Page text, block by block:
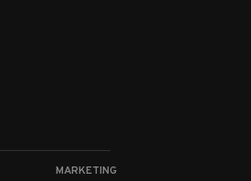
MARKETING